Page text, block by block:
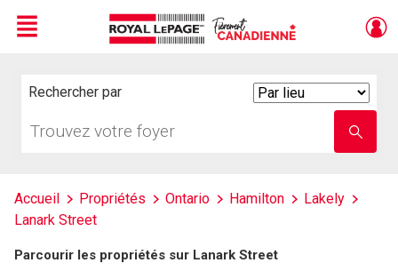
Menu
Rechercher par
votre
nom
Accueil Propriétés Ontario Hamilton
Lakely
Lanark Street
Parcourir les propriétés sur Lanark Street